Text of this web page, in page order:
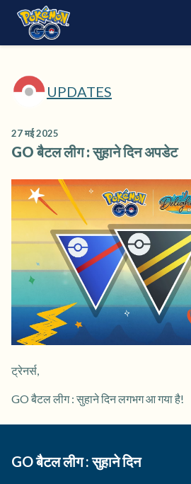
UPDATES
27 मई 2025
GO बैटल लीग : सुहाने दिन अपडेट
ट्रेनर्स,
GO बैटल लीग : सुहाने दिन लगभग आ गया है!
GO बैटल लीग : सुहाने दिन